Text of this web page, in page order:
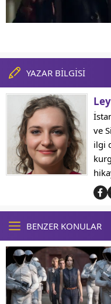
YAZAR BİLGİSİ
ve
ilgi
BENZER KONULAR